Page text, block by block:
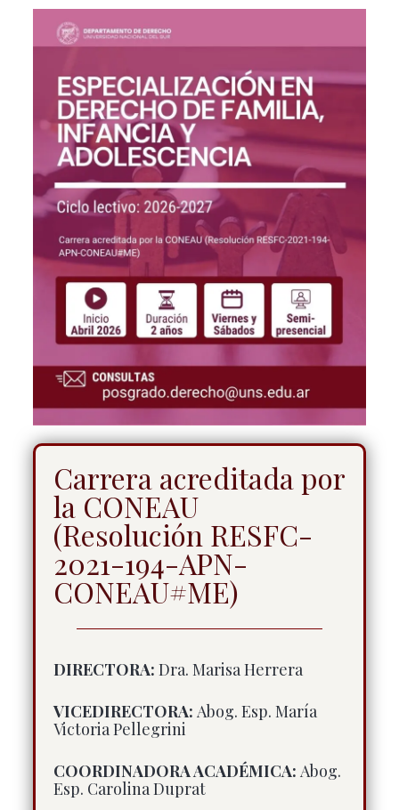
Carrera acreditada por
la CONEAU
(Resolución RESFC-
2021-194-APN-
CONEAU#ME)
DIRECTORA: Dra. Marisa Herrera
VICEDIRECTORA: Abog. Esp. María
Victoria Pellegrini
COORDINADORA ACADÉMICA: Abog.
Esp. Carolina Duprat